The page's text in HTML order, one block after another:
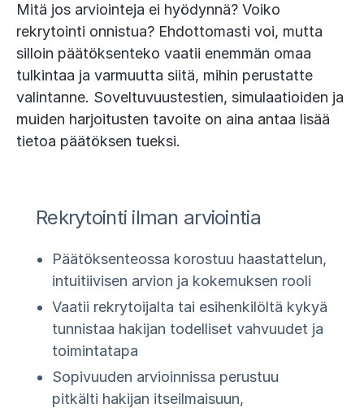
Mitä jos arviointeja ei hyödynnä? Voiko
rekrytointi onnistua? Ehdottomasti voi, mutta
silloin päätöksenteko vaatii enemmän omaa
tulkintaa ja varmuutta siitä, mihin perustatte
valintanne. Soveltuvuustestien, simulaatioiden ja
muiden harjoitusten tavoite on aina antaa lisää
tietoa päätöksen tueksi.
Rekrytointi ilman arviointia
Päätöksenteossa korostuu haastattelun,
intuitiivisen arvion ja kokemuksen rooli
Vaatii rekrytoijalta tai esihenkilöltä kykyä
tunnistaa hakijan todelliset vahvuudet ja
toimintatapa
Sopivuuden arvioinnissa perustuu
pitkälti hakijan itseilmaisuun,